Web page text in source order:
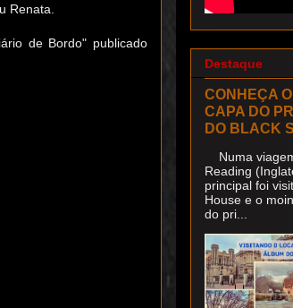
Renata.
de Bordo" publicado
Destaque
CONHEÇA
CAPA DO
DO BLACK
Numa
Reading
principal foi
House e o
do pri...